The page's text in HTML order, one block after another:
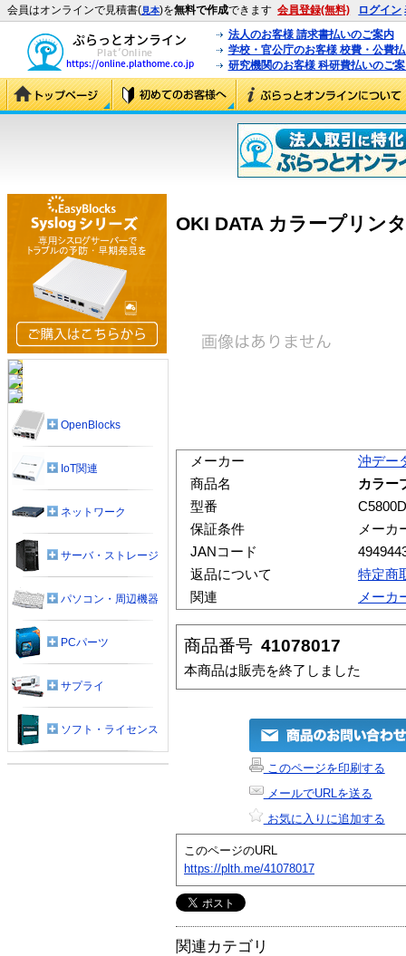
会員はオンラインで見積書(見本)を無料で作成できます 会員登録(無料) ログイン
法人のお客様 請求書払いのご案内
学校・官公庁のお客様 校費・公費
研究機関のお客様 科研費払いのご
OKI DATA カラープリン
メーカー
沖デー
商品名
カラー
型番
保証条件
メーカ
JANコード
返品について
特定商
関連
メーカ
商品番号 41078017
本商品は販売を終了しました
このページを印刷する
メールでURLを送る
お気に入りに追加する
このページのURL
https://plth.me/41078017
関連カテゴリ
OpenBlocks
IoT関連
ネットワーク
サーバ・ストレージ
パソコン・周辺機器
PCパーツ
サプライ
ソフト・ライセンス